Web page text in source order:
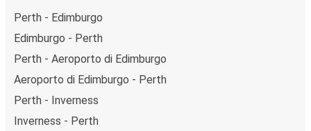
Perth - Edimburgo
Edimburgo - Perth
Perth - Aeroporto di Edimburgo
Aeroporto di Edimburgo - Perth
Perth - Inverness
Inverness - Perth